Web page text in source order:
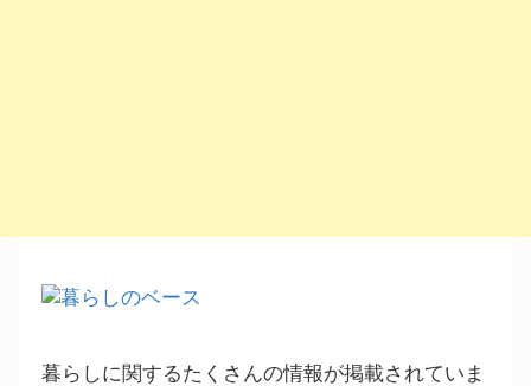
暮らしに関するたくさんの情報が掲載されていま